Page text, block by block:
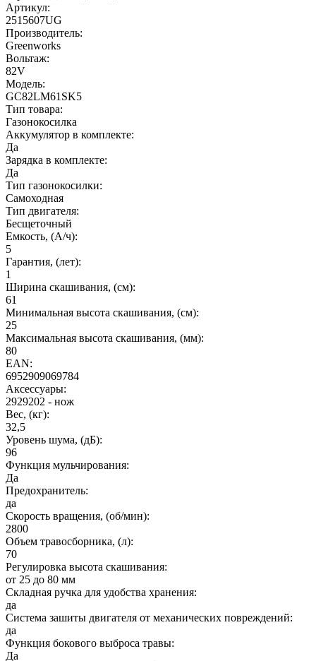
Артикул:
2515607UG
Производитель:
Greenworks
Вольтаж:
82V
Модель:
GC82LM61SK5
Тип товара:
Газонокосилка
Аккумулятор в комплекте:
Да
Зарядка в комплекте:
Да
Тип газонокосилки:
Самоходная
Тип двигателя:
Бесщеточный
Емкость, (А/ч):
5
Гарантия, (лет):
1
Ширина скашивания, (см):
61
Минимальная высота скашивания, (см):
25
Максимальная высота скашивания, (мм):
80
EAN:
6952909069784
Аксессуары:
2929202 - нож
Вес, (кг):
32,5
Уровень шума, (дБ):
96
Функция мульчирования:
Да
Предохранитель:
да
Cкорость вращения, (об/мин):
2800
Объем травосборника, (л):
70
Регулировка высота скашивания:
от 25 до 80 мм
Складная ручка для удобства хранения:
да
Система зашиты двигателя от механических повреждений:
да
Функция бокового выброса травы:
Да